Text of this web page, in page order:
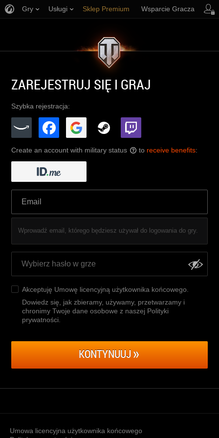
Gry Usługi Sklep Premium Wsparcie Gracza
ZAREJESTRUJ SIĘ I GRAJ
Szybka rejestracja:
Create an account with military status ? to receive benefits:
Wprowadź email, którego będziesz używał do logowania do gry.
Akceptuję Umowę licencyjną użytkownika końcowego
Dowiedz się, jak zbieramy, używamy, przetwarzamy i
chronimy Twoje dane osobowe z naszej Polityki
prywatności
KONTYNUUJ
Umowa licencyjna użytkownika końcowego